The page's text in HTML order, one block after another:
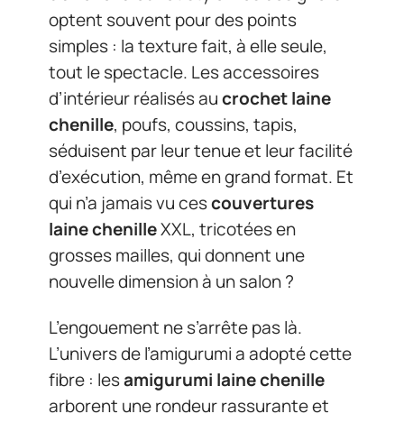
optent souvent pour des points
simples : la texture fait, à elle seule,
tout le spectacle. Les accessoires
d’intérieur réalisés aucrochet laine
chenille, poufs, coussins, tapis,
séduisent par leur tenue et leur facilité
d’exécution, même en grand format. Et
qui n’a jamais vu cescouvertures
laine chenilleXXL, tricotées en
grosses mailles, qui donnent une
nouvelle dimension à un salon ?
L’engouement ne s’arrête pas là.
L’univers de l’amigurumi a adopté cette
fibre : lesamigurumi laine chenille
arborent une rondeur rassurante et